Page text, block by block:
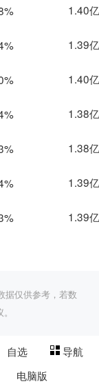
1.40亿
1.39亿
1.40亿
1.38亿
1.38亿
1.39亿
1.39亿
据仅供参考，若数
自选
导航
电脑版